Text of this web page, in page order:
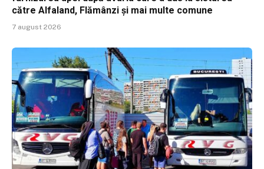
către Alfaland, Flămânzi și mai multe comune
7 august 2026